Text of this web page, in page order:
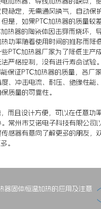
稳定，无需通风换气，自动保
是，如果PTC加热器的质量较
热器的陶瓷体因击穿而烧坏，
功率随着使用时间的推移而降
PTC加热器厂家为了降低生产
严格控制，没有进行寿命试验
保证PTC加热器的质量，各厂
、冲击电流、耐压、绝缘性能
质量的可靠性。
而且设计方便，可以在任意功
常州市艾诺电子科技有限公司
感器有意向了解更多的朋友，
。
器固体恒温加热的应用及注意